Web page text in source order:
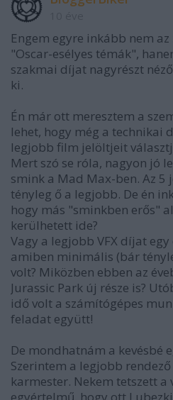
Engem egyre inkább nem
"Oscar-esélyes témák",
szakmai díjat nagyrészt
ki.
Én már ott meresztem a
lehet, hogy még a technikai
legjobb film jelöltjeit
Mert szó se róla, nagyon jó
smink a Mad Max-ben. Az 5
tényleg ő a legjobb. De én
hogy más "sminkben erős"
kerülhetett ide?
Vagy a legjobb VFX díjat
amiben minimális (bár
volt? Miközben ebben az
Jurassic Park új része is?
idő volt a számítógépes
feladat együtt!
De mondhatnám a kevésbé
Szerintem a legjobb
karmester. Nekem tetszett a